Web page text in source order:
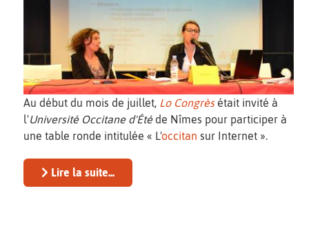
Au début du mois de juillet, Lo Congrèsétait invité à
l'Université Occitane d'Étéde Nîmes pour participer à
une table ronde intitulée « L'occitan sur Internet ».
Lire la suite...